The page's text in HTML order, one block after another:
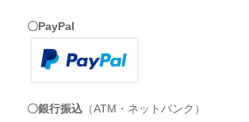
〇PayPal
〇銀行振込 （ATM・ネットバンク）